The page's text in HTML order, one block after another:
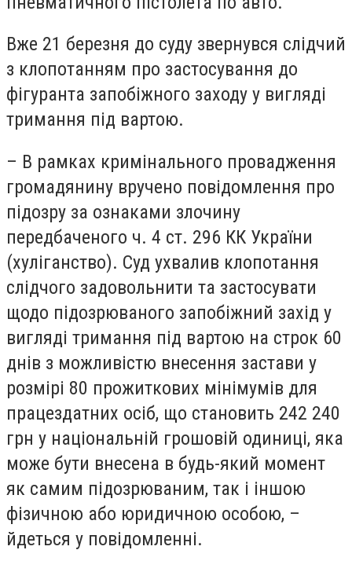
Вже 21 березня до суду звернувся слідчий
з клопотанням про застосування до
фігуранта запобіжного заходу у вигляді
тримання під вартою.
– В рамках кримінального провадження
громадянину вручено повідомлення про
підозру за ознаками злочину
передбаченого ч. 4 ст. 296 КК України
(хуліганство). Суд ухвалив клопотання
слідчого задовольнити та застосувати
щодо підозрюваного запобіжний захід у
вигляді тримання під вартою на строк 60
днів з можливістю внесення застави у
розмірі 80 прожиткових мінімумів для
працездатних осіб, що становить 242 240
грн у національній грошовій одиниці, яка
може бути внесена в будь-який момент
як самим підозрюваним, так і іншою
фізичною або юридичною особою, –
йдеться у повідомленні.